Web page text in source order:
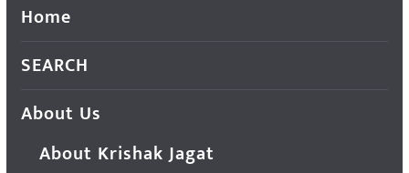
Home
SEARCH
About Us
About Krishak Jagat